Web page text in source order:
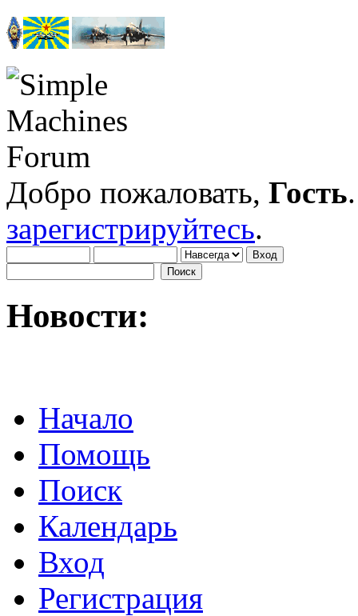
Добро пожаловать, Гость
зарегистрируйтесь.
Новости:
Начало
Помощь
Поиск
Календарь
Вход
Регистрация